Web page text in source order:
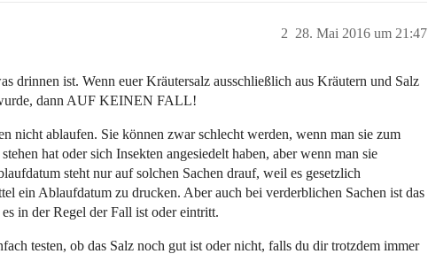
28. Mai 2016 um 21:47
2
drinnen ist. Wenn euer Kräutersalz ausschließlich aus Kräutern und Salz
dann AUF KEINEN FALL!
nicht ablaufen. Sie können zwar schlecht werden, wenn man sie zum
hat oder sich Insekten angesiedelt haben, aber wenn man sie
steht nur auf solchen Sachen drauf, weil es gesetzlich
ein Ablaufdatum zu drucken. Aber auch bei verderblichen Sachen ist das
in der Regel der Fall ist oder eintritt.
testen, ob das Salz noch gut ist oder nicht, falls du dir trotzdem immer